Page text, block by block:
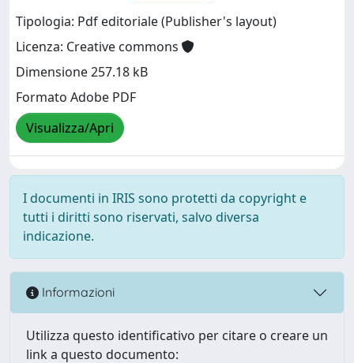
Tipologia: Pdf editoriale (Publisher's layout)
Licenza: Creative commons
Dimensione 257.18 kB
Formato Adobe PDF
Visualizza/Apri
I documenti in IRIS sono protetti da copyright e
tutti i diritti sono riservati, salvo diversa
indicazione.
Informazioni
Utilizza questo identificativo per citare o creare un
link a questo documento: